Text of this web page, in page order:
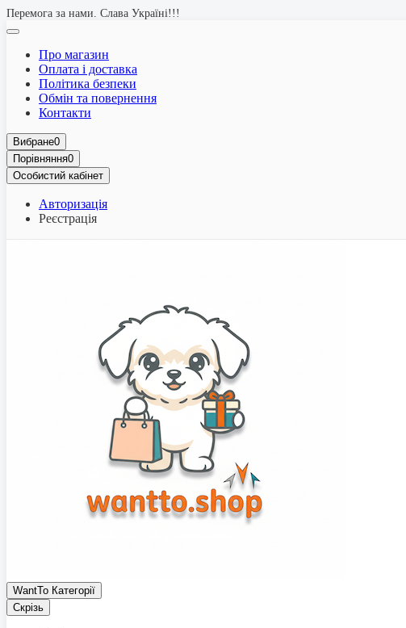
Перемога за нами. Слава Україні!!!
Про магазин
Оплата і доставка
Політика безпеки
Обмін та повернення
Контакти
Вибране0
Порівняння0
Особистий кабінет
Авторизація
Реєстрація
WantTo Категорії
Скрізь